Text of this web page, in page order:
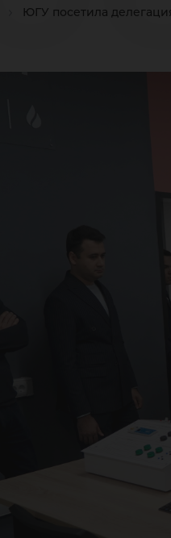
ЮГУ посетила